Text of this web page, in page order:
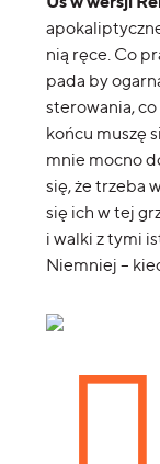
nią ręce. Co
pada by
sterowania, co
końcu muszę
mnie mocno
się, że trzeba
się ich w tej
i walki z tymi
Niemniej –